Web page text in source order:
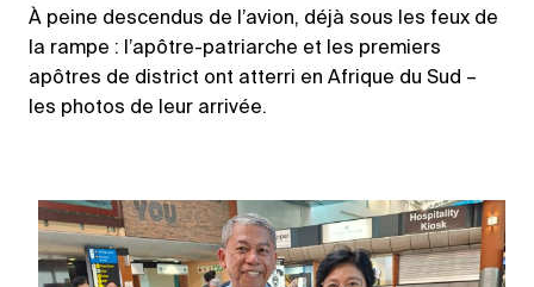
À peine descendus de l’avion, déjà sous les feux de
la rampe : l’apôtre-patriarche et les premiers
apôtres de district ont atterri en Afrique du Sud –
les photos de leur arrivée.